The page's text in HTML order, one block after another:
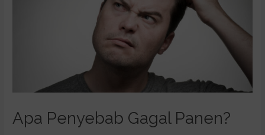
Apa Penyebab Gagal Panen?